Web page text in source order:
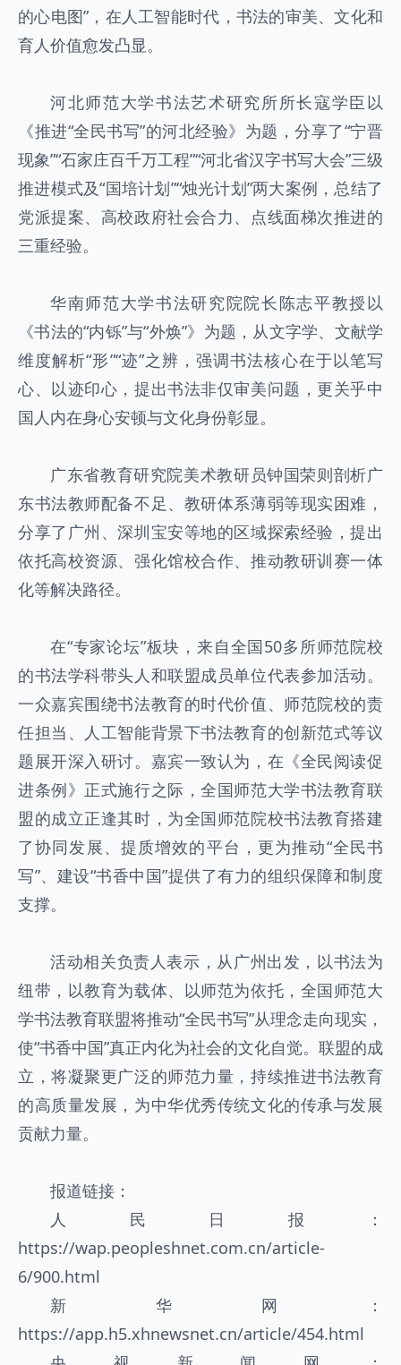
的心电图”，在人工智能时代，书法的审美、文化和
育人价值愈发凸显。
河北师范大学书法艺术研究所所长寇学臣以
《推进“全民书写”的河北经验》为题，分享了“宁晋
现象”“石家庄百千万工程”“河北省汉字书写大会”三级
推进模式及“国培计划”“烛光计划”两大案例，总结了
党派提案、高校政府社会合力、点线面梯次推进的
三重经验。
华南师范大学书法研究院院长陈志平教授以
《书法的“内铄”与“外焕”》为题，从文字学、文献学
维度解析“形”“迹”之辨，强调书法核心在于以笔写
心、以迹印心，提出书法非仅审美问题，更关乎中
国人内在身心安顿与文化身份彰显。
广东省教育研究院美术教研员钟国荣则剖析广
东书法教师配备不足、教研体系薄弱等现实困难，
分享了广州、深圳宝安等地的区域探索经验，提出
依托高校资源、强化馆校合作、推动教研训赛一体
化等解决路径。
在“专家论坛”板块，来自全国50多所师范院校
的书法学科带头人和联盟成员单位代表参加活动。
一众嘉宾围绕书法教育的时代价值、师范院校的责
任担当、人工智能背景下书法教育的创新范式等议
题展开深入研讨。嘉宾一致认为，在《全民阅读促
进条例》正式施行之际，全国师范大学书法教育联
盟的成立正逢其时，为全国师范院校书法教育搭建
了协同发展、提质增效的平台，更为推动“全民书
写”、建设“书香中国”提供了有力的组织保障和制度
支撑。
活动相关负责人表示，从广州出发，以书法为
纽带，以教育为载体、以师范为依托，全国师范大
学书法教育联盟将推动“全民书写”从理念走向现实，
使“书香中国”真正内化为社会的文化自觉。联盟的成
立，将凝聚更广泛的师范力量，持续推进书法教育
的高质量发展，为中华优秀传统文化的传承与发展
贡献力量。
报道链接：
人民日报：
https://wap.peopleshnet.com.cn/article-
6/900.html
新华网：
https://app.h5.xhnewsnet.cn/article/454.html